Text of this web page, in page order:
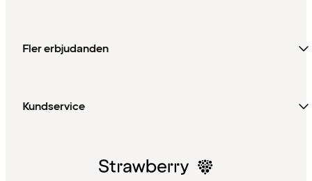
Fler erbjudanden
Kundservice